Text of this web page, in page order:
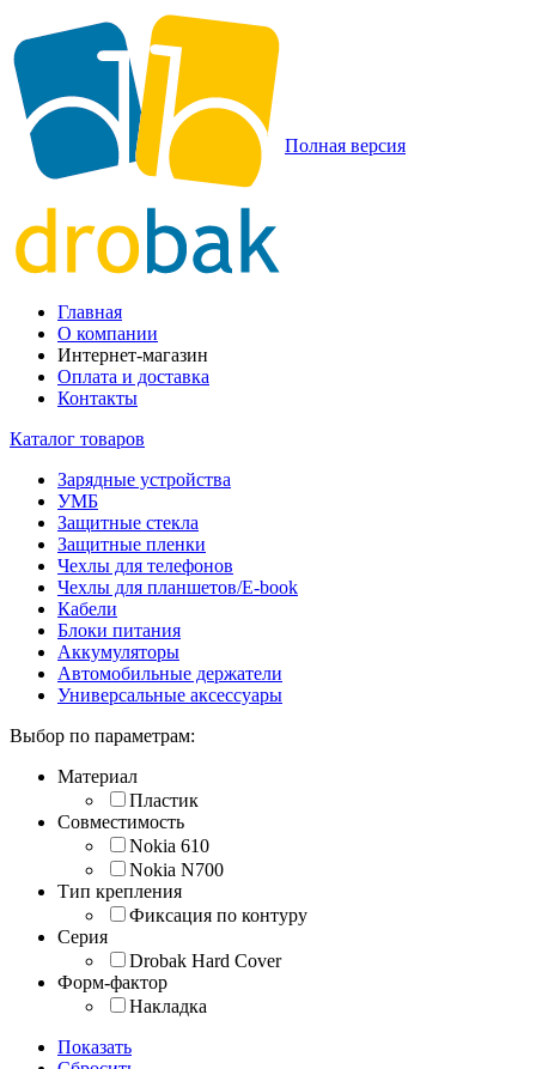
Полная версия
Главная
О компании
Интернет-магазин
Оплата и доставка
Контакты
Каталог товаров
Зарядные устройства
УМБ
Защитные стекла
Защитные пленки
Чехлы для телефонов
Чехлы для планшетов/E-book
Кабели
Блоки питания
Аккумуляторы
Автомобильные держатели
Универсальные аксессуары
Выбор по параметрам:
Материал
Пластик
Совместимость
Nokia 610
Nokia N700
Тип крепления
Фиксация по контуру
Серия
Drobak Hard Cover
Форм-фактор
Накладка
Показать